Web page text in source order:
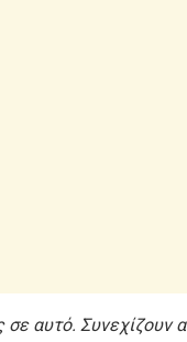
αυτό. Συνεχίζουν